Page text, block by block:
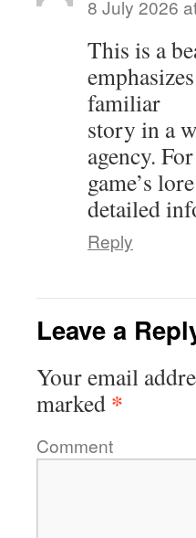
8 July 2026
This is a
familiar
story in a
agency.
game’s
detailed
Reply
Leave a
Your email
marked *
Comment